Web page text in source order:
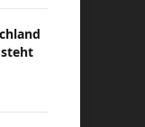
steht